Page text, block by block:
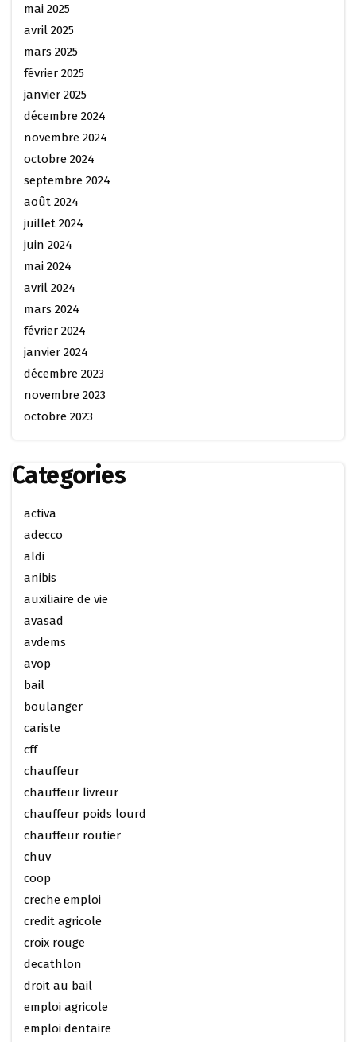
mai 2025
avril 2025
mars 2025
février 2025
janvier 2025
décembre 2024
novembre 2024
octobre 2024
septembre 2024
août 2024
juillet 2024
juin 2024
mai 2024
avril 2024
mars 2024
février 2024
janvier 2024
décembre 2023
novembre 2023
octobre 2023
Categories
activa
adecco
aldi
anibis
auxiliaire de vie
avasad
avdems
avop
bail
boulanger
cariste
cff
chauffeur
chauffeur livreur
chauffeur poids lourd
chauffeur routier
chuv
coop
creche emploi
credit agricole
croix rouge
decathlon
droit au bail
emploi agricole
emploi dentaire